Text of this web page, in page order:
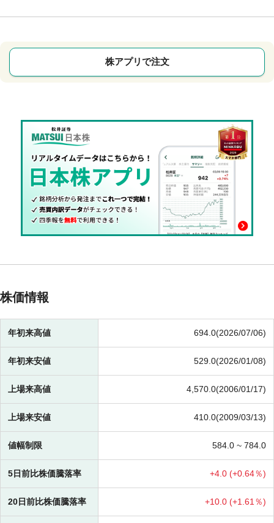
株アプリで注文
株価情報
年初来高値 694.0(2026/07/06)
年初来安値 529.0(2026/01/08)
上場来高値 4,570.0(2006/01/17)
上場来安値 410.0(2009/03/13)
値幅制限 584.0 ~ 784.0
5日前比株価騰落率 +4.0 (+0.64％)
20日前比株価騰落率 +10.0 (+1.61％)